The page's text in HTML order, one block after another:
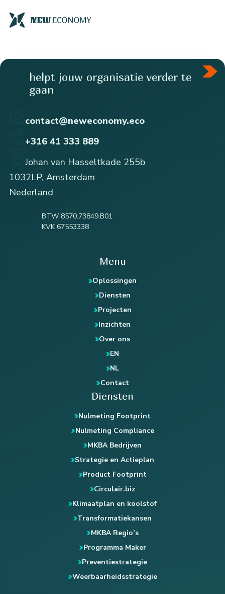
helpt jouw organisatie verder te
gaan
contact@neweconomy.eco
+316 41 333 889
Johan van Hasseltkade 255b
1032LP, Amsterdam
Nederland
BTW 8570.73849.B01
KVK 67553338
Menu
Oplossingen
Diensten
Projecten
Inzichten
Over ons
EN
NL
Contact
Diensten
Nulmeting Footprint
Nulmeting Compliance
MKBA Bedrijven
Strategie en Actieplan
Product Footprint
Circulair.biz
Klimaatplan en koolstof
Transformatiekansen
MKBA Regio’s
Programma Maker
Preventiestrategie
Weerbaarheidsstrategie